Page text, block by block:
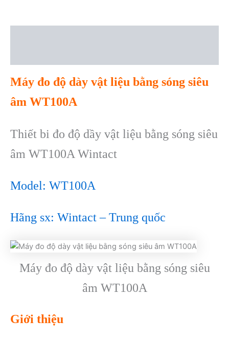
Máy đo độ dày vật liệu bằng sóng siêu
âm WT100A
Thiết bi đo độ dầy vật liệu bằng sóng siêu
âm WT100A Wintact
Model: WT100A
Hãng sx: Wintact – Trung quốc
Máy đo độ dày vật liệu bằng sóng siêu
âm WT100A
Giới thiệu